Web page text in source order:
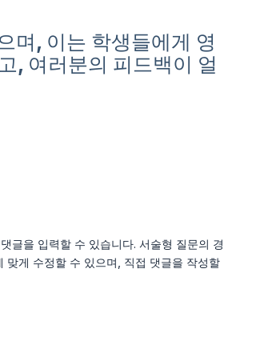
며, 이는 학생들에게 영
, 여러분의 피드백이 얼
글을 입력할 수 있습니다. 서술형 질문의 경
게 수정할 수 있으며, 직접 댓글을 작성할